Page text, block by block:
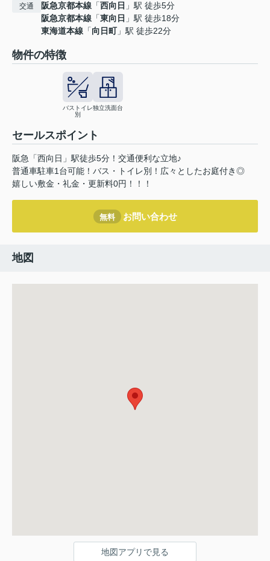
交通 阪急京都本線 「西向日 」駅 徒歩5分
阪急京都本線 「東向日 」駅 徒歩18分
東海道本線 「向日町」駅 徒歩22分
物件の特徴
バストイレ
別
独立洗面台
セールスポイント
阪急「西向日」駅徒歩5分！交通便利な立地♪
普通車駐車1台可能！バス・トイレ別！広々としたお庭付き◎
嬉しい敷金・礼金・更新料0円！！！
無料 お問い合わせ
地図
地図アプリで見る